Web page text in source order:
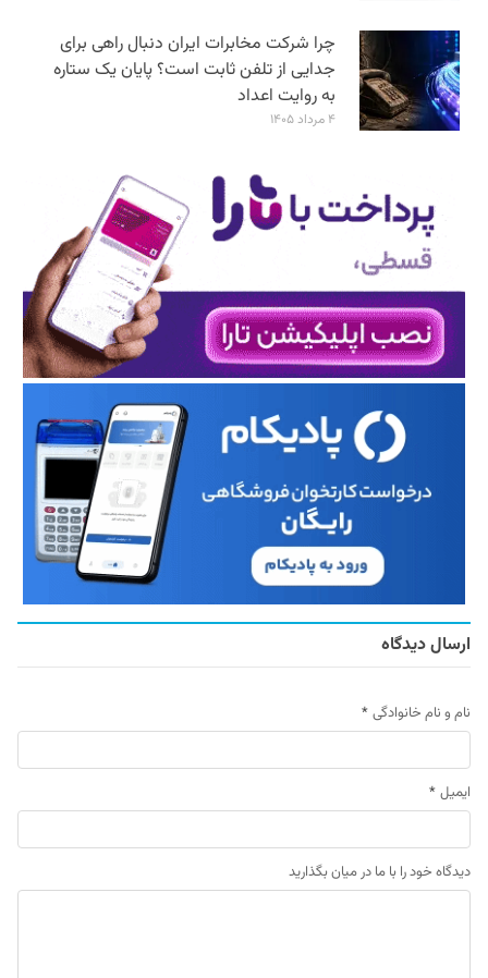
چرا شرکت مخابرات ایران دنبال راهی برای
جدایی از تلفن ثابت است؟ پایان یک ستاره
به روایت اعداد
۴ مرداد ۱۴۰۵
ارسال دیدگاه
نام و نام خانوادگی *
ایمیل *
دیدگاه خود را با ما در میان بگذارید